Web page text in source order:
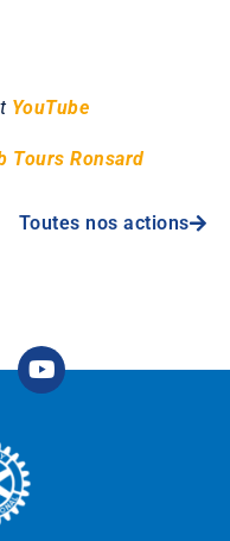
YouTube
Tours Ronsard
Toutes nos actions